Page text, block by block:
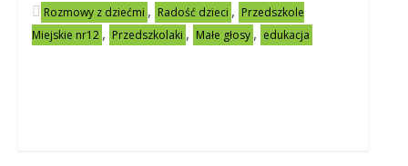
Rozmowy z dziećmi , Radość dzieci , Przedszkole
Miejskie nr12 , Przedszkolaki , Małe głosy , edukacja